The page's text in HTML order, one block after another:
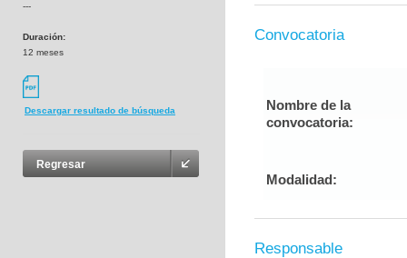
---
Duración:
12 meses
Descargar resultado de búsqueda
Regresar
Convocatoria
Nombre de la
convocatoria:
Modalidad:
Responsable